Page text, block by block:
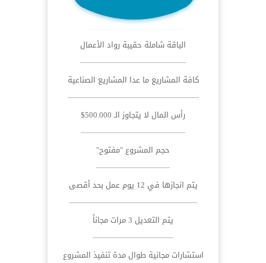
الباقة شاملة حقيبة رواد الأعمال
كافة المشاريع ما عدا المشاريع الصناعية
رأس المال لا يتجاوز الـ 500.000$
حجم المشروع "مفتوح"
يتم انجازها في 12 يوم عمل بحد أقصى
يتم التعديل 3 مرات مجاناً
استشارات مجانية طوال مدة تنفيذ المشروع